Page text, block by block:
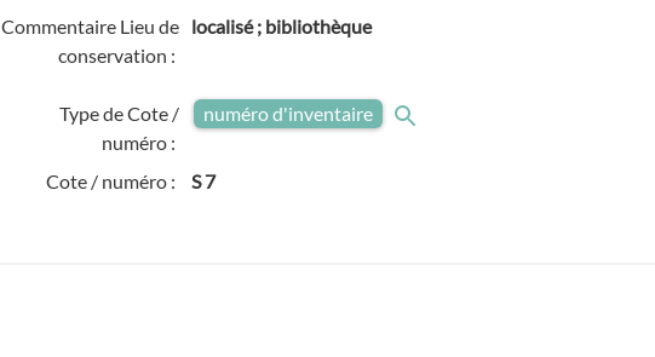
Commentaire Lieu de
conservation :
localisé ; bibliothèque
Type de Cote /
numéro :
numéro d'inventaire
Cote / numéro : S 7